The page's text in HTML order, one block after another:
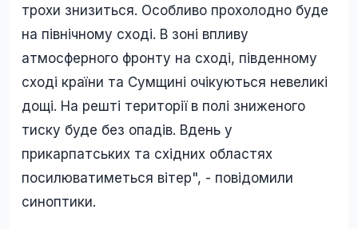
трохи знизиться. Особливо прохолодно буде
на північному сході. В зоні впливу
атмосферного фронту на сході, південному
сході країни та Сумщині очікуються невеликі
дощі. На решті території в полі зниженого
тиску буде без опадів. Вдень у
прикарпатських та східних областях
посилюватиметься вітер", - повідомили
синоптики.